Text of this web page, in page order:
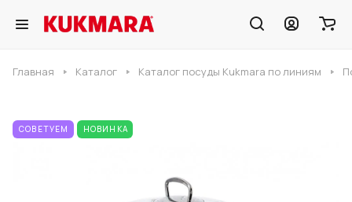
Главная Каталог Каталог посуды Kukmara по линиям
СОВЕТУЕМ НОВИНКА